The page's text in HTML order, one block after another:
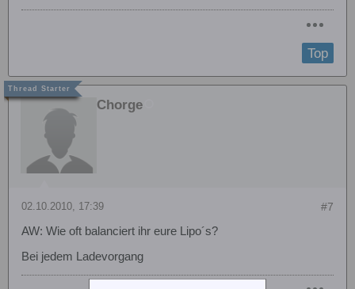
Top
Chorge
#7
02.10.2010, 17:39
AW: Wie oft balanciert ihr eure Lipo´s?
Bei jedem Ladevorgang